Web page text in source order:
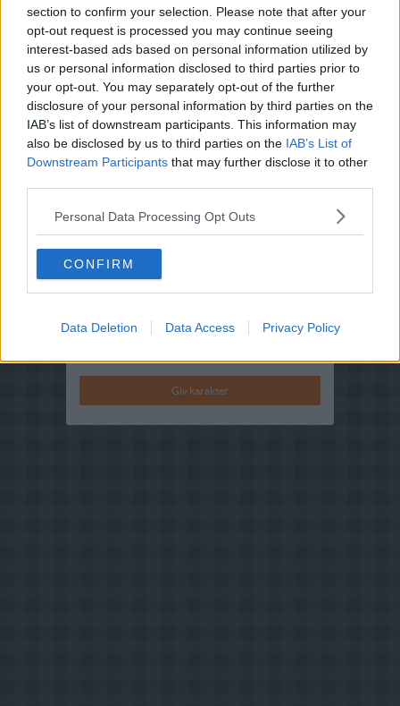
section to confirm your selection. Please note that after your
opt-out request is processed you may continue seeing
interest-based ads based on personal information utilized by
us or personal information disclosed to third parties prior to
your opt-out. You may separately opt-out of the further
disclosure of your personal information by third parties on the
IAB’s list of downstream participants. This information may
also be disclosed by us to third parties on the IAB’s List of
Downstream Participants that may further disclose it to other
Personal Data Processing Opt Outs
CONFIRM
Data Deletion Data Access Privacy Policy
Forretter med fisk og skaldyr
Hovedingrediens :Grøntsager-Avocado
Indsendt af : Jan Arlø
Redigeret:2024-07-12
Bedøm retten
Brugernes vurdering:
Din vurdering: